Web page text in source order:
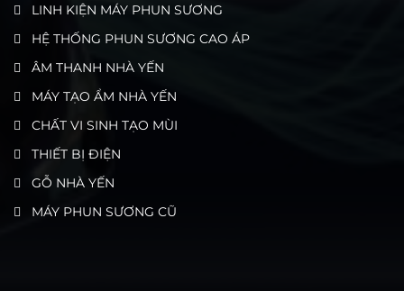
LINH KIỆN MÁY PHUN SƯƠNG
HỆ THỐNG PHUN SƯƠNG CAO ÁP
ÂM THANH NHÀ YẾN
MÁY TẠO ẨM NHÀ YẾN
CHẤT VI SINH TẠO MÙI
THIẾT BỊ ĐIỆN
GỖ NHÀ YẾN
MÁY PHUN SƯƠNG CŨ